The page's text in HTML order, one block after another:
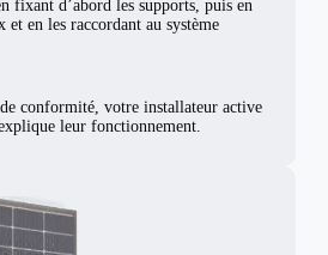
fixant d’abord les supports, puis en
et en les raccordant au système
conformité, votre installateur active
leur fonctionnement.